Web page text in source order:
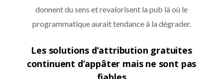
donnent du sens et revalorisent la pub là où le
programmatique aurait tendance à la dégrader.
Les solutions d’attribution gratuites
continuent d’appâter mais ne sont pas